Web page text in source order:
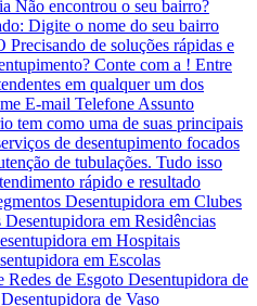
Não encontrou o seu bairro?
Digite o nome do seu bairro
de soluções rápidas e
Conte com a ! Entre
em qualquer um dos
E-mail Telefone Assunto
tem como uma de suas principais
de desentupimento focados
de tubulações. Tudo isso
rápido e resultado
Desentupidora em Clubes
em Residências
em Hospitais
em Escolas
de Esgoto Desentupidora de
de Vaso